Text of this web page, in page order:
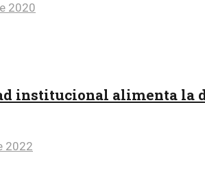
2020
institucional alimenta la
2022